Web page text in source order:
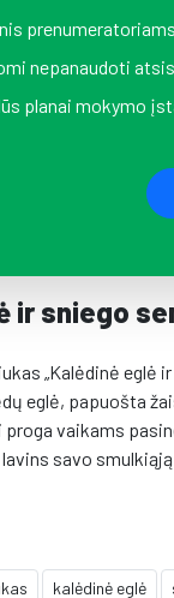
nepanaudoti
planai mokymo
ir sniego
„Kalėdinė eglė
eglė, papuošta
proga vaikams
savo
kalėdinė eglė